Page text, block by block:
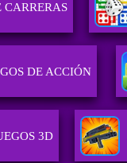
CARRERAS
DE ACCIÓN
3D